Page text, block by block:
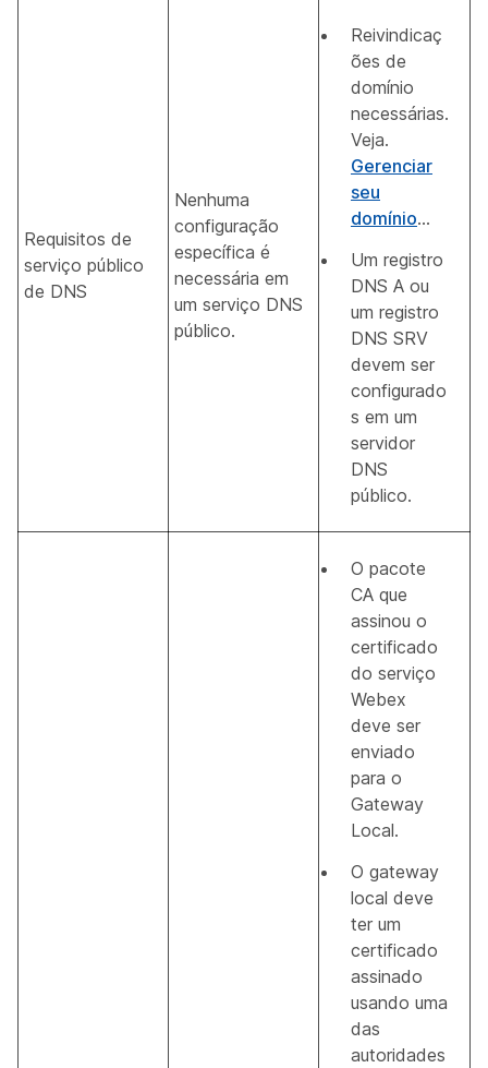
Requisitos de
serviço público
de DNS
Nenhuma
configuração
específica é
necessária em
um serviço DNS
público.
Reivindicaç
ões de
domínio
necessárias.
Veja.
Gerenciar
seu
domínio...
Um registro
DNS A ou
um registro
DNS SRV
devem ser
configurado
s em um
servidor
DNS
público.
O pacote
CA que
assinou o
certificado
do serviço
Webex
deve ser
enviado
para o
Gateway
Local.
O gateway
local deve
ter um
certificado
assinado
usando uma
das
autoridades